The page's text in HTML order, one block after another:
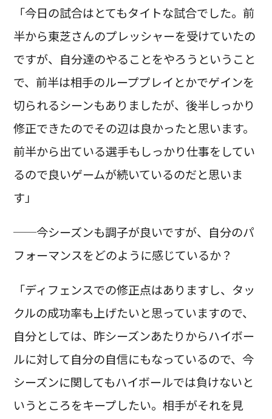
「今日の試合はとてもタイトな試合でした。前
半から東芝さんのプレッシャーを受けていたの
ですが、自分達のやることをやろうということ
で、前半は相手のループプレイとかでゲインを
切られるシーンもありましたが、後半しっかり
修正できたのでその辺は良かったと思います。
前半から出ている選手もしっかり仕事をしてい
るので良いゲームが続いているのだと思いま
す」
──今シーズンも調子が良いですが、自分のパ
フォーマンスをどのように感じているか？
「ディフェンスでの修正点はありますし、タッ
クルの成功率も上げたいと思っていますので、
自分としては、昨シーズンあたりからハイボー
ルに対して自分の自信にもなっているので、今
シーズンに関してもハイボールでは負けないと
いうところをキープしたい。相手がそれを見